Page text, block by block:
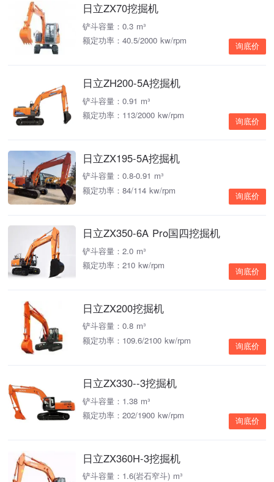
日立ZX70挖掘机
铲斗容量：0.3 m³
额定功率：40.5/2000 kw/rpm
询底价
日立ZH200-5A挖掘机
铲斗容量：0.91 m³
额定功率：113/2000 kw/rpm
询底价
日立ZX195-5A挖掘机
铲斗容量：0.8-0.91 m³
额定功率：84/114 kw/rpm
询底价
日立ZX350-6A Pro国四挖掘机
铲斗容量：2.0 m³
额定功率：210 kw/rpm
询底价
日立ZX200挖掘机
铲斗容量：0.8 m³
额定功率：109.6/2100 kw/rpm
询底价
日立ZX330--3挖掘机
铲斗容量：1.38 m³
额定功率：202/1900 kw/rpm
询底价
日立ZX360H-3挖掘机
铲斗容量：1.6(岩石窄斗) m³